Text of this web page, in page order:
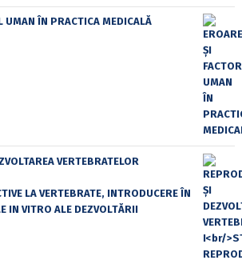
UMAN ÎN PRACTICA MEDICALĂ
VERTEBRATELOR
LA VERTEBRATE, INTRODUCERE ÎN
IN VITRO ALE DEZVOLTĂRII